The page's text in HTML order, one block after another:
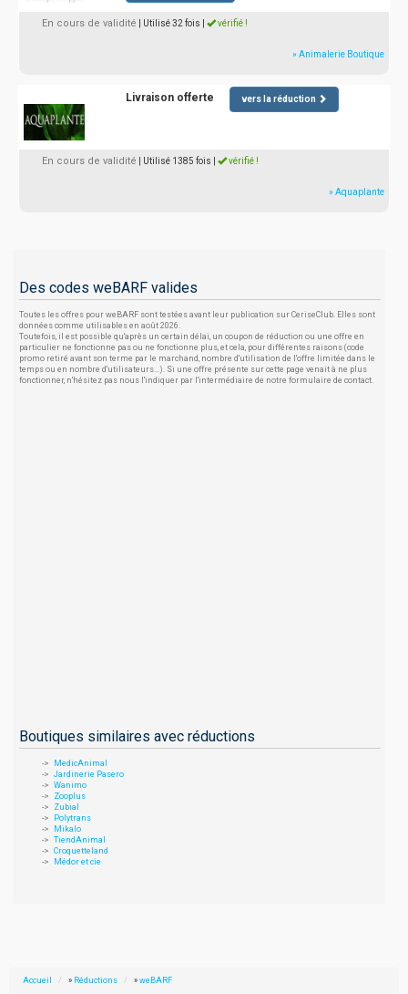
En cours de validité | Utilisé 32 fois vérifié !
» Animalerie Boutique
Livraison offerte vers la réduction
En cours de validité | Utilisé 1385 fois vérifié !
» Aquaplante
Des codes weBARF valides
Toutes les offres pour weBARF sont testées avant leur publication sur CeriseClub. Elles sont
données comme utilisables en août 2026.
Toutefois, il est possible qu'après un certain délai, un coupon de réduction ou une offre en
particulier ne fonctionne pas ou ne fonctionne plus, et cela, pour différentes raisons (code
promo retiré avant son terme par le marchand, nombre d'utilisation de l'offre limitée dans le
temps ou en nombre d'utilisateurs...). Si une offre présente sur cette page venait à ne plus
fonctionner, n'hésitez pas nous l'indiquer par l'intermédiaire de notre formulaire de contact.
Boutiques similaires avec réductions
MedicAnimal
Jardinerie Pasero
Wanimo
Zooplus
Zubial
Polytrans
Mikalo
TiendAnimal
Croquetteland
Médor et cie
Accueil » Réductions » weBARF